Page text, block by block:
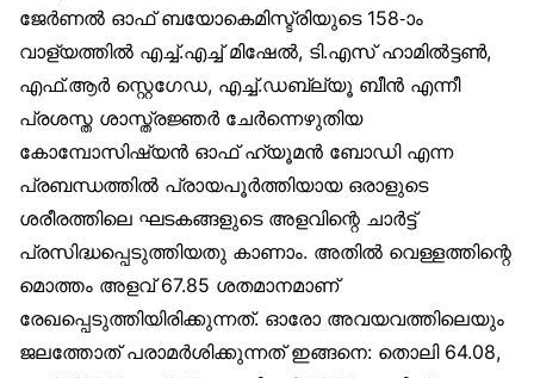
ജേർണൽ ഓഫ് ബയോകെമിസ്ട്രിയുടെ 158-ാം
വാള്യത്തിൽ എച്ച്.എച്ച് മിഷേൽ, ടി.എസ് ഹാമിൽട്ടൺ,
എഫ്.ആർ സ്റ്റെഗേഡ, എച്ച്.ഡബ്ല്യൂ ബീൻ എന്നീ
പ്രശസ്ത ശാസ്ത്രജ്ഞർ ചേർന്നെഴുതിയ
കോമ്പോസിഷ്യൻ ഓഫ് ഹ്യൂമൻ ബോഡി എന്ന
പ്രബന്ധത്തിൽ പ്രായപൂർത്തിയായ ഒരാളുടെ
ശരീരത്തിലെ ഘടകങ്ങളുടെ അളവിന്റെ ചാർട്ട്
പ്രസിദ്ധപ്പെടുത്തിയതു കാണാം. അതിൽ വെള്ളത്തിന്റെ
മൊത്തം അളവ് 67.85 ശതമാനമാണ്
രേഖപ്പെടുത്തിയിരിക്കുന്നത്. ഓരോ അവയവത്തിലെയും
ജലത്തോത് പരാമർശിക്കുന്നത് ഇങ്ങനെ: തൊലി 64.08,